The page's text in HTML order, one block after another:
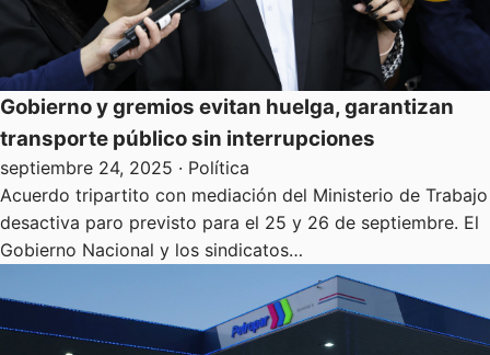
Gobierno y gremios evitan huelga, garantizan
transporte público sin interrupciones
septiembre 24, 2025 · Política
Acuerdo tripartito con mediación del Ministerio de Trabajo
desactiva paro previsto para el 25 y 26 de septiembre. El
Gobierno Nacional y los sindicatos…